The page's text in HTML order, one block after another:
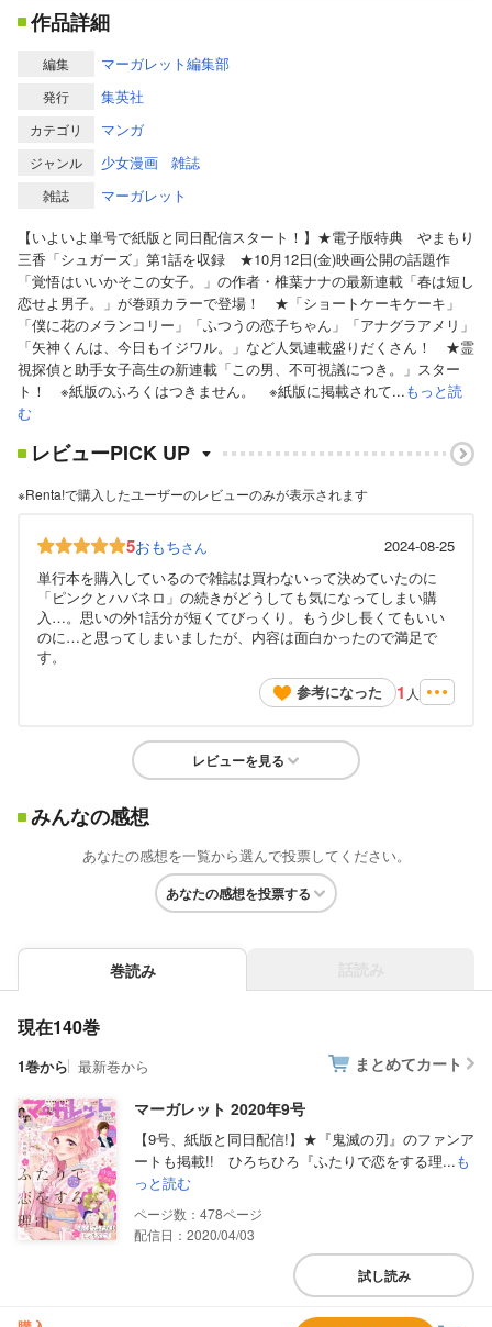
作品詳細
編集 マーガレット編集部
発行 集英社
カテゴリ マンガ
ジャンル 少女漫画 雑誌
雑誌
マーガレット
【いよいよ単号で紙版と同日配信スタート！】★電子版特典 やまもり
三香「シュガーズ」第1話を収録 ★10月12日(金)映画公開の話題作
「覚悟はいいかそこの女子。」の作者・椎葉ナナの最新連載「春は短し
恋せよ男子。」が巻頭カラーで登場！ ★「ショートケーキケーキ」
「僕に花のメランコリー」「ふつうの恋子ちゃん」「アナグラアメリ」
「矢神くんは、今日もイジワル。」など人気連載盛りだくさん！ ★霊
視探偵と助手女子高生の新連載「この男、不可視議につき。」スター
ト！ ※紙版のふろくはつきません。 ※紙版に掲載されて...もっと読
む
レビューPICK UP
※Renta!で購入したユーザーのレビューのみが表示されます
5おもちさん
2024-08-25
単行本を購入しているので雑誌は買わないって決めていたのに
「ピンクとハバネロ」の続きがどうしても気になってしまい購
入…。思いの外1話分が短くてびっくり。もう少し長くてもいい
のに…と思ってしまいましたが、内容は面白かったので満足で
す。
参考になった
1 人
レビューを見る
みんなの感想
あなたの感想を一覧から選んで投票してください。
あなたの感想を投票する
巻読み
現在140巻
1巻から 最新巻から まとめてカート
マーガレット 2020年9号
【9号、紙版と同日配信!】★『鬼滅の刃』のファンア
ートも掲載!! ひろちひろ『ふたりで恋をする理...も
っと読む
478
配信日：2020/04/03
試し読み